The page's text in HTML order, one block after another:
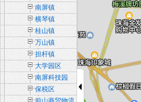
南屏镇
横琴镇
桂山镇
万山镇
担杆镇
大学园区
南屏科技园
保税区